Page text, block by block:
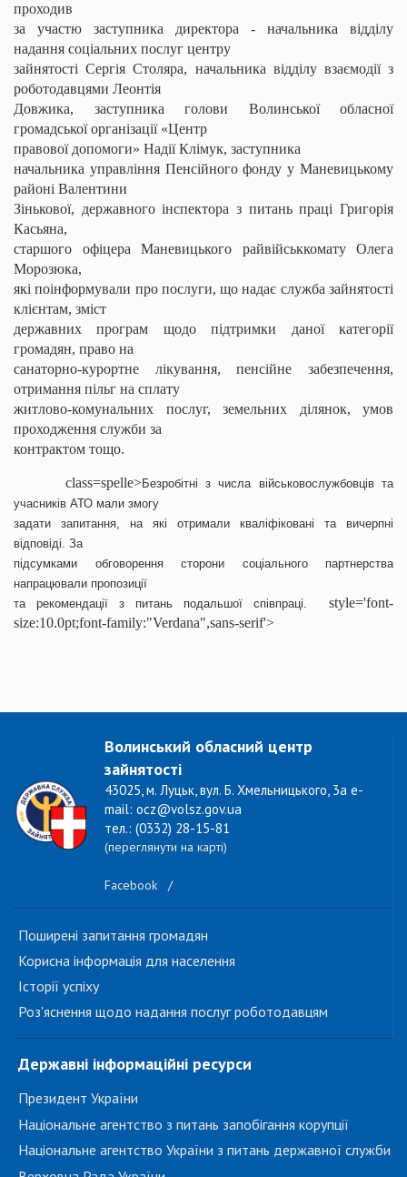
проходив
за участю заступника директора - начальника відділу
надання соціальних послуг центру
зайнятості Сергія Столяра, начальника відділу взаємодії з
роботодавцями Леонтія
Довжика, заступника голови Волинської обласної
громадської організації «Центр
правової допомоги» НадіїКлімук, заступника
начальника управління Пенсійного фонду у Маневицькому
районі Валентини
Зінькової, державного інспектора з питань праці Григорія
Касьяна,
старшого офіцера Маневицького райвійськкомату Олега
Морозюка,
які поінформували про послуги, що надає служба зайнятості
клієнтам, зміст
державних програм щодо підтримки даної категорії
громадян, право на
санаторно-курортне лікування, пенсійне забезпечення,
отримання пільг на сплату
житлово-комунальних послуг, земельних ділянок, умов
проходження служби за
контрактом тощо.
class=spelle>Безробітні з числа військовослужбовців та
учасників АТО мали змогу
задати запитання, на які отримали кваліфіковані та вичерпні
відповіді. За
підсумками обговорення сторони соціального партнерства
напрацювали пропозиції
та рекомендації з питань подальшої співпраці.
style='font-
size:10.0pt;font-family:"Verdana",sans-serif'>
Волинський обласний центр
зайнятості
43025, м. Луцьк, вул. Б. Хмельницького, 3а e-
mail: ocz@volsz.gov.ua
тел.: (0332) 28-15-81
(переглянути на карті)
Facebook /
Поширені запитання громадян
Корисна інформація для населення
Історії успіху
Роз'яснення щодо надання послуг роботодавцям
Державні інформаційні ресурси
Президент України
Національне агентство з питань запобігання корупції
Національне агентство України з питань державної служби